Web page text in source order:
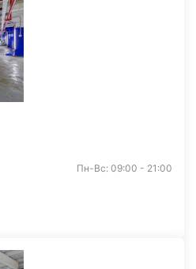
Пн-Вс: 09:00 - 21:00